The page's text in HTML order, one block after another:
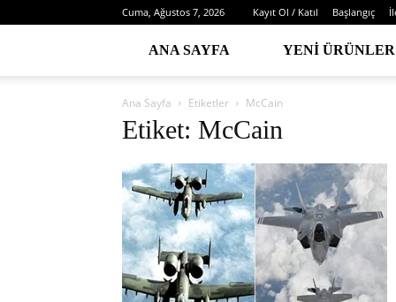
Cuma, Ağustos 7, 2026 Kayıt Ol / Katıl Başlangıç
ANA SAYFA YENI ÜRÜNLER
Ana Sayfa Etiketler McCain
Etiket: McCain